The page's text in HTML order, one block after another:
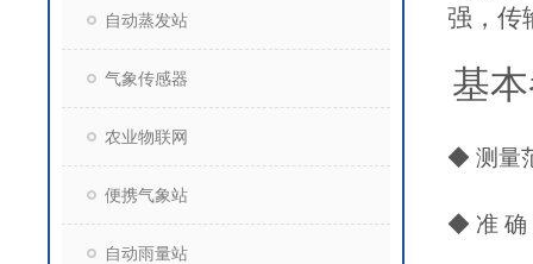
自动蒸发站
气象传感器
农业物联网
便携气象站
自动雨量站
强，传
基
◆ 测
◆ 准 确